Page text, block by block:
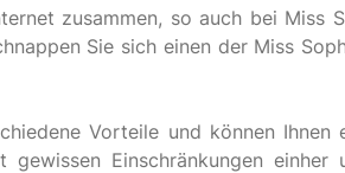
zusammen, so auch bei Miss
Sie sich einen der Miss
Vorteile und können Ihnen
Einschränkungen